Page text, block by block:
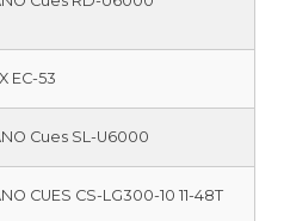
EC-53
Cues SL-U6000
CUES CS-LG300-10 11-48T